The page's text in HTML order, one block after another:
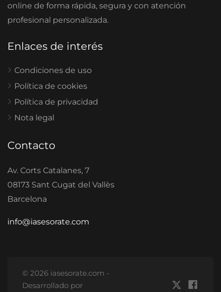
online de forma rápida, segura y con atención
profesional personalizada.
Enlaces de interés
Condiciones de uso
Política de cookies
Política de privacidad
Nota legal
Contacto
Av. Corts Catalanes, 7
08173 Sant Cugat del Vallès
Barcelona
info@iasesorate.com
© 2026 iasesorate.com -
Desarrollado por